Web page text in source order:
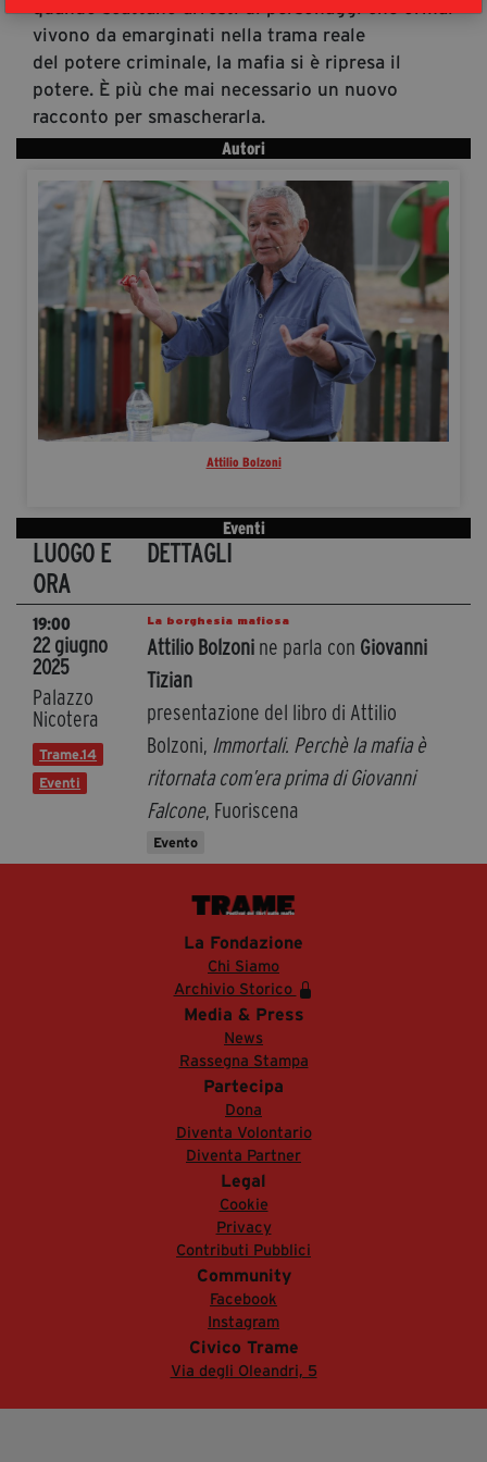
vivono da emarginati nella trama reale
del potere criminale, la mafia si è ripresa il
potere. È più che mai necessario un nuovo
racconto per smascherarla.
Autori
Attilio Bolzoni
Eventi
LUOGO E
ORA
DETTAGLI
19:00
22 giugno
2025
Palazzo
Nicotera
Trame.14
Eventi
La borghesia mafiosa
Attilio Bolzonine parla con Giovanni
Tizian
presentazione del libro di Attilio
Bolzoni, Immortali. Perchè la mafia è
ritornata com’era prima di Giovanni
Falcone, Fuoriscena
Evento
La Fondazione
Chi Siamo
Archivio Storico
Media & Press
News
Rassegna Stampa
Partecipa
Dona
Diventa Volontario
Diventa Partner
Legal
Cookie
Privacy
Contributi Pubblici
Community
Facebook
Instagram
Civico Trame
Via degli Oleandri, 5